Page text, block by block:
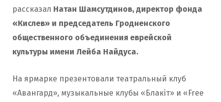
рассказал Натан Шамсутдинов, директор фонда
«Кислев» и председатель Гродненского
общественного объединения еврейской
культуры имени Лейба Найдуса.
На ярмарке презентовали театральный клуб
«Авангард», музыкальные клубы «Блакіт» и «Free